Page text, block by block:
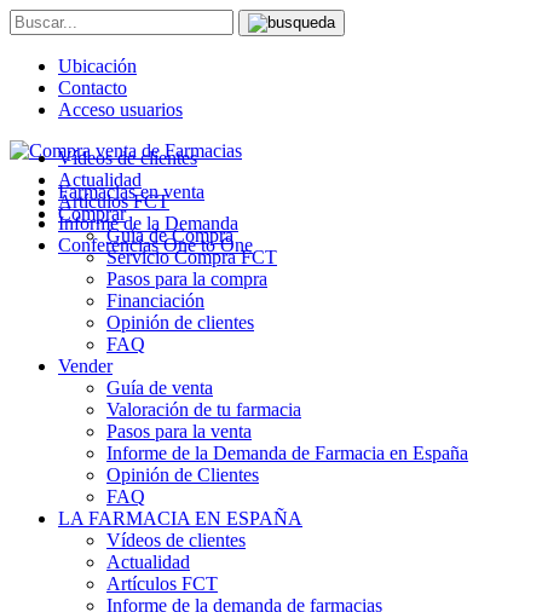
Ubicación
Contacto
Acceso usuarios
Farmacias en venta
Comprar
Guía de Compra
Servicio Compra FCT
Pasos para la compra
Financiación
Opinión de clientes
FAQ
Vender
Guía de venta
Valoración de tu farmacia
Pasos para la venta
Informe de la Demanda de Farmacia en España
Opinión de Clientes
FAQ
LA FARMACIA EN ESPAÑA
Vídeos de clientes
Actualidad
Artículos FCT
Informe de la demanda de farmacias
Vídeos de clientes
Actualidad
Artículos FCT
Informe de la Demanda
Conferencias One to One